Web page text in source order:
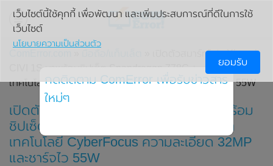
» เปิดตัวสมาร์ทโฟน Xiaomi
CIVI 1S มาพร้อมชิปเซ็ต Snapdragon 778G + , กล้องหน้า
เทคโนโลยี CyberFocus ความละเอียด 32MP และชาร์จไว 55W
เปิดตัวสมาร์ทโฟน Xiaomi CIVI 1S มาพร้อม
ชิปเซ็ต Snapdragon 778G + , กล้องหน้า
เทคโนโลยี CyberFocus ความละเอียด 32MP
และชาร์จไว 55W
เว็บไซต์นี้ใช้คุกกี้ เพื่อพัฒนา และเพิ่มประสบการณ์ที่ดีในการใช้
เว็บไซต์
นโยบายความเป็นส่วนตัว
ยอมรับ
กดติดตาม ComError เพื่อรับข่าวสาร
ใหม่ๆ